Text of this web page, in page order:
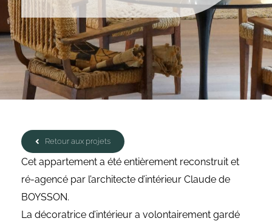
Retour aux projets
Cet appartement a été entièrement reconstruit et
ré-agencé par l’architecte d’intérieur Claude de
BOYSSON.
La décoratrice d’intérieur a volontairement gardé